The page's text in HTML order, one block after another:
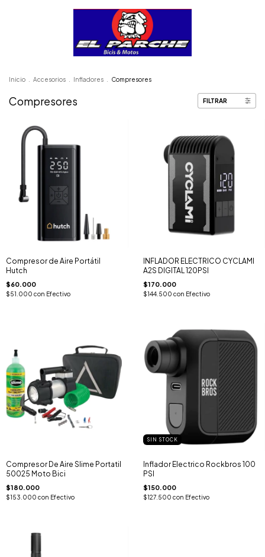
Inicio Accesorios Infladores Compresores
Compresores FILTRAR
Compresor de Aire Portátil
Hutch
$60.000
$51.000 con Efectivo
INFLADOR ELECTRICO CYCLAMI
A2S DIGITAL 120PSI
$170.000
$144.500 con Efectivo
Compresor De Aire Slime Portatil
50025 Moto Bici
$180.000
$153.000 con Efectivo
SIN STOCK
Inflador Electrico Rockbros 100
PSI
$150.000
$127.500 con Efectivo